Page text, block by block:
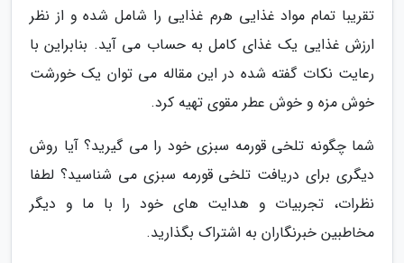
تقریبا تمام مواد غذایی هرم غذایی را شامل شده و از نظر
ارزش غذایی یک غذای کامل به حساب می آید. بنابراین با
رعایت نکات گفته شده در این مقاله می توان یک خورشت
خوش مزه و خوش عطر مقوی تهیه کرد.
شما چگونه تلخی قورمه سبزی خود را می گیرید؟ آیا روش
دیگری برای دریافت تلخی قورمه سبزی می شناسید؟ لطفا
نظرات، تجربیات و هدایت های خود را با ما و دیگر
مخاطبین خبرنگاران به اشتراک بگذارید.